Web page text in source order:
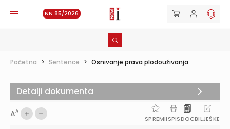
NN 85/2026
Početna > Sentence > Osnivanje prava plodouživanja
AA
SPREMIISPISDOCBILJEŠKE
Detalji dokumenta